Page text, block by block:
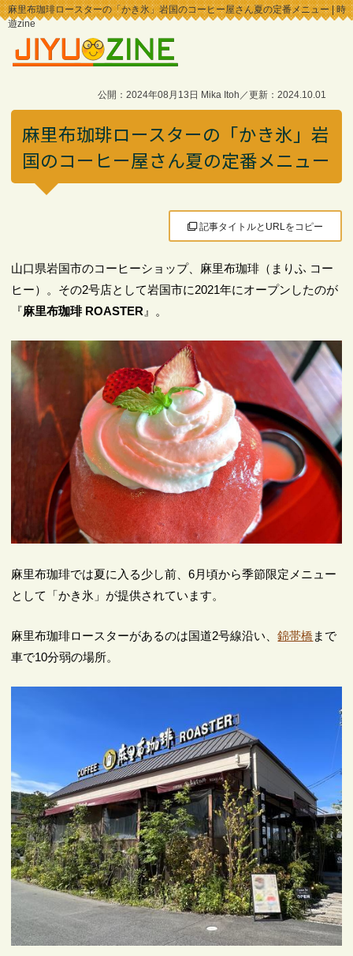
麻里布珈琲ロースターの「かき氷」岩国のコーヒー屋さん夏の定番メニュー | 時
遊zine
公開：2024年08月13日 Mika Itoh／更新：2024.10.01
麻里布珈琲ロースターの「かき氷」岩
国のコーヒー屋さん夏の定番メニュー
記事タイトルとURLをコピー
山口県岩国市のコーヒーショップ、麻里布珈琲（まりふ コー
ヒー）。その2号店として岩国市に2021年にオープンしたのが
『麻里布珈琲 ROASTER 』。
麻里布珈琲では夏に入る少し前、6月頃から季節限定メニュー
として「かき氷」が提供されています。
麻里布珈琲ロースターがあるのは国道2号線沿い、錦帯橋 まで
車で10分弱の場所。